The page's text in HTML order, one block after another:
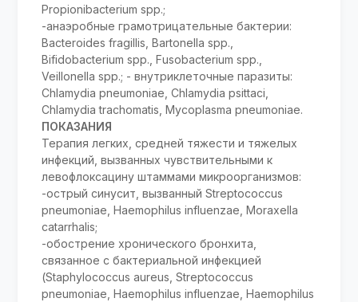
Propionibacterium spp.;
-анаэробные грамотрицательные бактерии:
Bacteroides fragillis, Bartonella spp.,
Bifidobacterium spp., Fusobacterium spp.,
Veillonella spp.; - внутриклеточные паразиты:
Chlamydia pneumoniae, Chlamydia psittaci,
Chlamydia trachomatis, Mycoplasma pneumoniae.
ПОКАЗАНИЯ
Терапия легких, средней тяжести и тяжелых
инфекций, вызванных чувствительными к
левофлоксацину штаммами микроорганизмов:
-острый синусит, вызванный Streptococcus
pneumoniae, Haemophilus influenzae, Moraxella
catarrhalis;
-обострение хронического бронхита,
связанное с бактериальной инфекцией
(Staphylococcus aureus, Streptococcus
pneumoniae, Haemophilus influenzae, Haemophilus